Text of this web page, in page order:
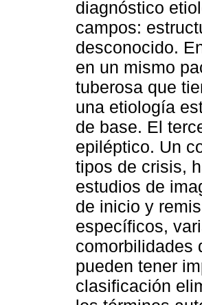
diagnóstico
campos:
desconocido.
en un mismo
tuberosa que
una etiología
de base. El
epiléptico. Un
tipos de crisis,
estudios de
de inicio y
específicos,
comorbilidades
pueden tener
clasificación